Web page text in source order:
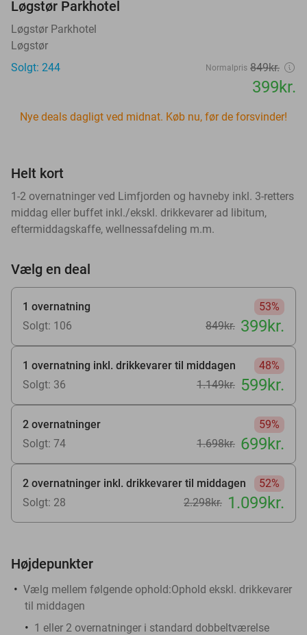
Løgstør Parkhotel
Løgstør Parkhotel
Løgstør
Solgt: 244
Normalpris 849kr.
399kr.
Nye deals dagligt ved midnat. Køb nu, før de forsvinder!
Helt kort
1-2 overnatninger ved Limfjorden og havneby inkl. 3-retters
middag eller buffet inkl./ekskl. drikkevarer ad libitum,
eftermiddagskaffe, wellnessafdeling m.m.
Vælg en deal
1 overnatning
53%
Solgt: 106
849kr. 399kr.
1 overnatning inkl. drikkevarer til middagen
48%
Solgt: 36
1.149kr. 599kr.
2 overnatninger
59%
Solgt: 74
1.698kr. 699kr.
2 overnatninger inkl. drikkevarer til middagen
52%
Solgt: 28
2.298kr. 1.099kr.
Højdepunkter
Vælg mellem følgende ophold:Ophold ekskl. drikkevarer
til middagen
1 eller 2 overnatninger i standard dobbeltværelse